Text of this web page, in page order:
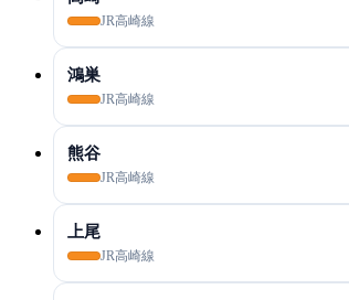
JR高崎線
鴻巣
JR高崎線
熊谷
JR高崎線
上尾
JR高崎線